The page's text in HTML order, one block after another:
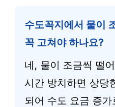
수도꼭지에서 물이
꼭 고쳐야 하나요?
네, 물이 조금씩 떨
시간 방치하면 상당
되어 수도 요금 증